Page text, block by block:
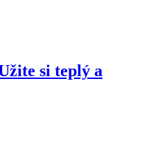
si teplý a